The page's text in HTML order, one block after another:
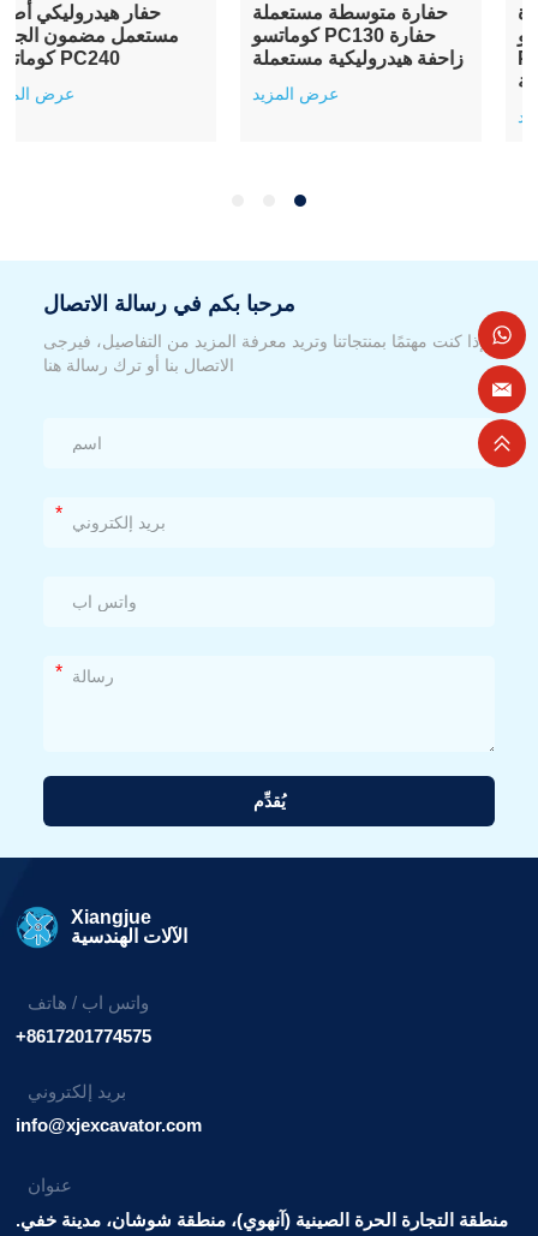
حفارة متوسطة مستعملة
كوماتسو PC130 حفارة
زاحفة هيدروليكية مستعملة
عرض المزيد
حفارة عالية الجودة
مستعملة من نوع كوماتسو
PC110 حفارة ذات مسار
مرحبا بكم في رسالة الاتصال
إذا كنت مهتمًا بمنتجاتنا وتريد معرفة المزيد من التفاصيل، فيرجى
الاتصال بنا أو ترك رسالة هنا
*
*
يُقدِّم
Xiangjue
الآلات الهندسية
واتس اب / هاتف
+8617201774575
بريد إلكتروني
info@xjexcavator.com
عنوان
منطقة التجارة الحرة الصينية (آنهوي)، منطقة شوشان، مدينة خفي.